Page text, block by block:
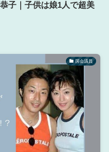
子｜子供は娘1人で超美
国会議員